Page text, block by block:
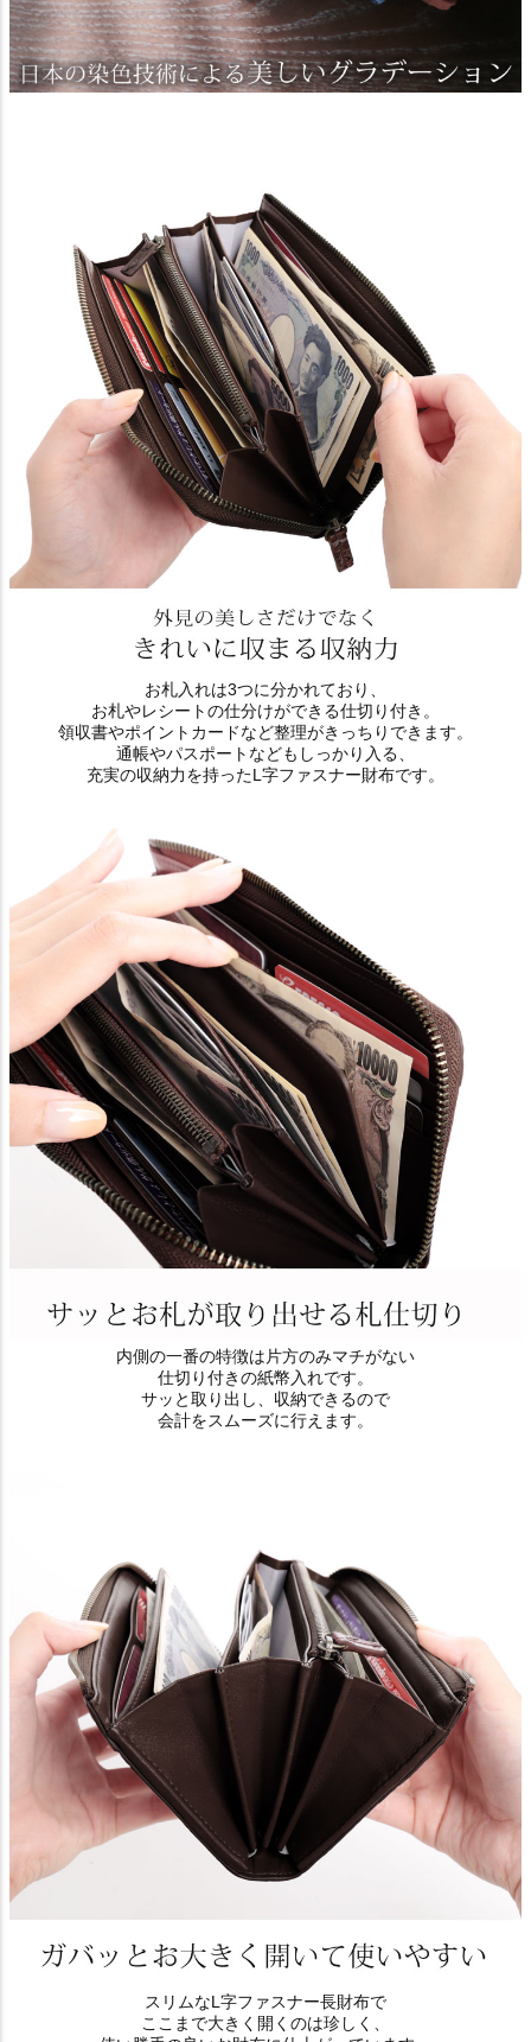
お札入れは3つに分かれており、
お札やレシートの仕分けができる仕切り付き。
領収書やポイントカードなど整理がきっちりできます。
通帳やパスポートなどもしっかり入る、
充実の収納力を持ったL字ファスナー財布です。
内側の一番の特徴は片方のみマチがない
仕切り付きの紙幣入れです。
サッと取り出し、収納できるので
会計をスムーズに行えます。
スリムなL字ファスナー長財布で
ここまで大きく開くのは珍しく、